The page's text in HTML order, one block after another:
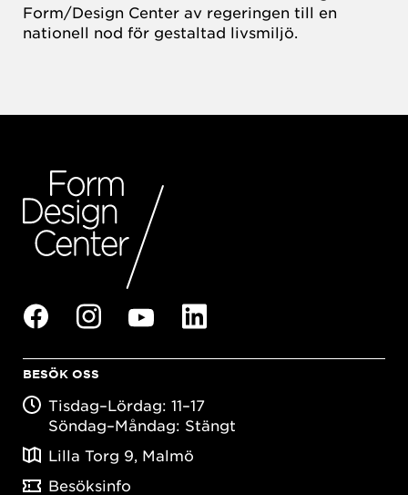
Form/Design Center av regeringen till en
nationell nod för gestaltad livsmiljö.
BESÖK OSS
Tisdag–Lördag: 11–17
Söndag–Måndag: Stängt
Lilla Torg 9, Malmö
Besöksinfo